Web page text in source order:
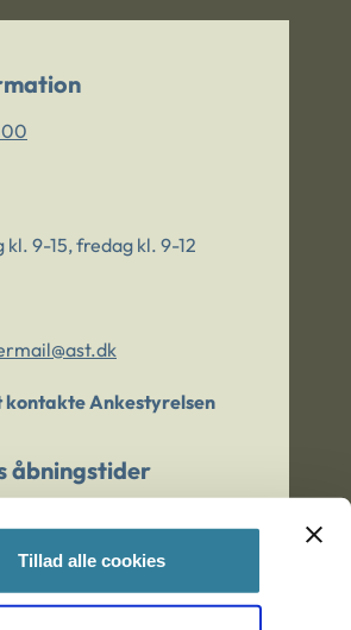
Tillad alle cookies
00
9-15, fredag kl. 9-12
kontakte Ankestyrelsen
åbningstider
for et barn/en ung?